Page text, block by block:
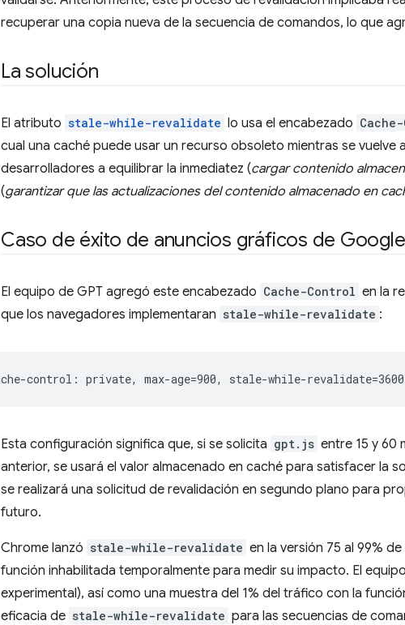
recuperar una copia nueva de la secuencia de comandos, lo que
La solución
El atributo stale-while-revalidate lo usa el encabezado
cual una caché puede usar un recurso obsoleto mientras se vuelve
desarrolladores a equilibrar la inmediatez (cargar contenido
(garantizar que las actualizaciones del contenido almacenado en
Caso de éxito de anuncios gráficos de Google
El equipo de GPT agregó este encabezado Cache-Control en la
que los navegadores implementaran stale-while-revalidate :
Esta configuración significa que, si se solicita gpt.js entre 15 y 60
anterior, se usará el valor almacenado en caché para satisfacer la
se realizará una solicitud de revalidación en segundo plano para
futuro.
Chrome lanzó stale-while-revalidate en la versión 75 al 99%
función inhabilitada temporalmente para medir su impacto. El
experimental), así como una muestra del 1% del tráfico con la
eficacia de stale-while-revalidate para las secuencias de